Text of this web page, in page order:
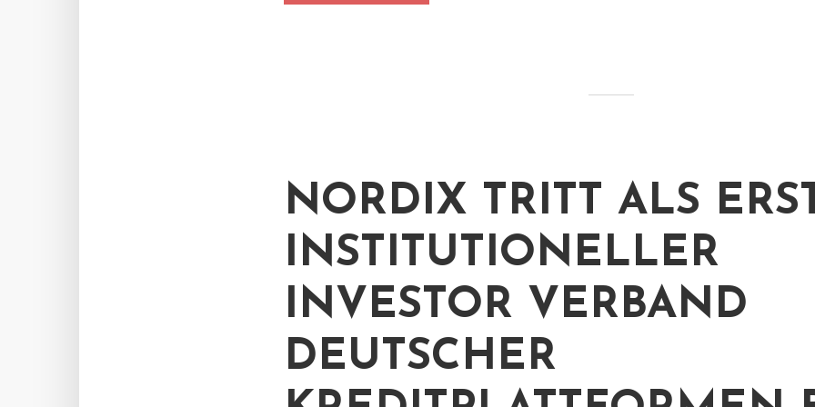
NORDIX TRITT ALS
INSTITUTIONELLER
INVESTOR VERBAND
DEUTSCHER